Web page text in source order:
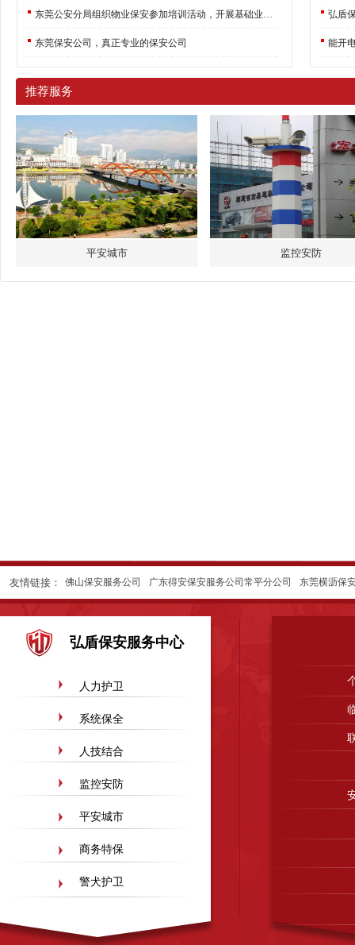
东莞公安分局组织物业保安参加培训活动，开展基础业务培训
东莞保安公司，真正专业的保安公司 能开
推荐服务
平安城市 监控安防
友情链接： 佛山保安服务公司 广东得安保安服务公司常平分公司 东莞横沥保
广东得安惠州保安服务有限公司 东莞石排保安公司 中山保安服务公司 惠州市博
广东得安安保安服务公司河源分公司 淄博恩意真空设备有限公司
鹤山保安服务公司 广州番禺区保安服务公司
山东淄博千盛化工设备有限公司
弘盾保安服务中心
人力护卫
系统保全
人技结合
监控安防
平安城市
商务特保
警犬护卫